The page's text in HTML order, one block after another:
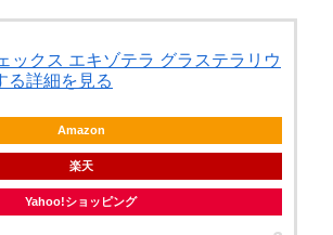
ックス エキゾテラ グラステラリウ
る詳細を見る
Amazon
楽天
Yahoo!ショッピング